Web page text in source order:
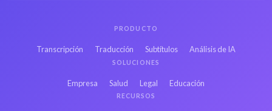
PRODUCTO
Transcripción Traducción Subtítulos Análisis de IA
SOLUCIONES
Empresa Salud Legal Educación
RECURSOS